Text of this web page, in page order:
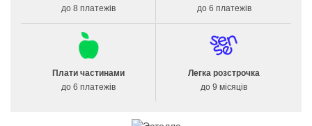
до 8 платежів
до 6 платежів
Плати частинами
до 6 платежів
Легка розстрочка
до 9 місяців